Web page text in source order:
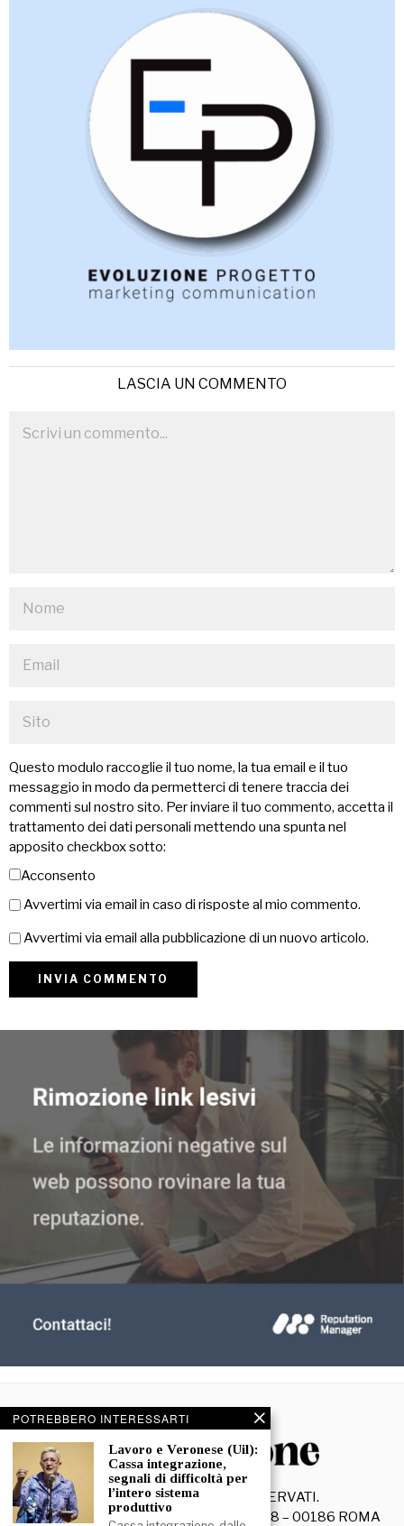
LASCIA UN COMMENTO
Questo modulo raccoglie il tuo nome, la tua email e il tuo
messaggio in modo da permetterci di tenere traccia dei
commenti sul nostro sito. Per inviare il tuo commento, accetta il
trattamento dei dati personali mettendo una spunta nel
apposito checkbox sotto:
Acconsento
Avvertimi via email in caso di risposte al mio commento.
Avvertimi via email alla pubblicazione di un nuovo articolo.
2026- TUTTI I DIRITTI RISERVATI.
La Discussione S.r.l. – Piazza Capranica, 78 – 00186 ROMA
POTREBBERO INTERESSARTI
Lavoro e Veronese (Uil):
Cassa integrazione,
segnali di difficoltà per
l’intero sistema
produttivo